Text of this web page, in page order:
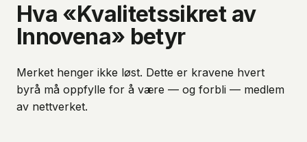
Hva «Kvalitetssikret av
Innovena» betyr
Merket henger ikke løst. Dette er kravene hvert
byrå må oppfylle for å være — og forbli — medlem
av nettverket.